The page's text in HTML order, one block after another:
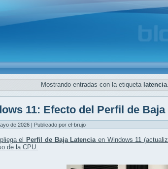
Mostrando entradas con la etiqueta latencia.
11: Efecto del Perfil de Baja
de 2026 | Publicado por el-brujo
el Perfil de Baja Latencia en Windows 11
de la CPU